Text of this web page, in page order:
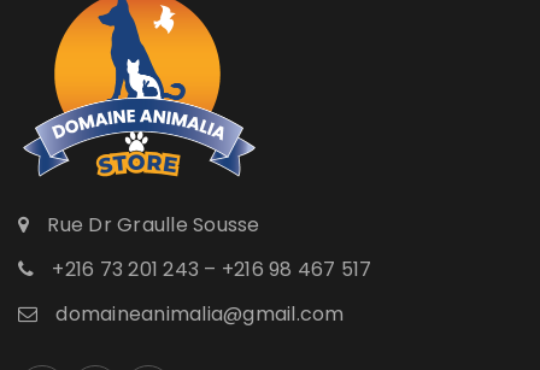
Rue Dr Graulle Sousse
+216 73 201 243 – +216 98 467 517
domaineanimalia@gmail.com